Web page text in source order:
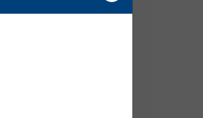
informacije o cijeni ili